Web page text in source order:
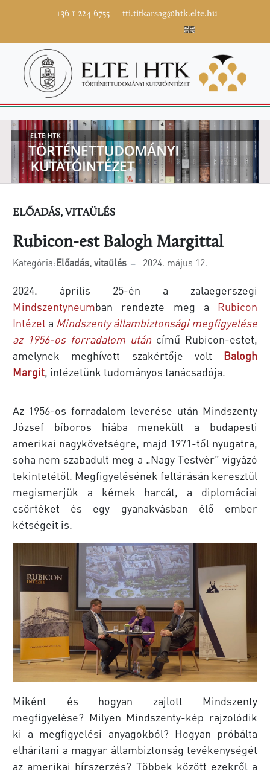
+36 1 224 6755 tti.titkarsag@htk.elte.hu
ELŐADÁS, VITAÜLÉS
Rubicon-est Balogh Margittal
Kategória:Előadás, vitaülés 2024. május 12.
2024. április 25-én a zalaegerszegi
Mindszentyneumban rendezte meg a Rubicon
Intézet a Mindszenty állambiztonsági megfigyelése
az 1956-os forradalom után című Rubicon-estet,
amelynek meghívott szakértője volt Balogh
Margit, intézetünk tudományos tanácsadója.
Az 1956-os forradalom leverése után Mindszenty
József bíboros hiába menekült a budapesti
amerikai nagykövetségre, majd 1971-től nyugatra,
soha nem szabadult meg a „Nagy Testvér” vigyázó
tekintetétől. Megfigyelésének feltárásán keresztül
megismerjük a kémek harcát, a diplomáciai
csörtéket és egy gyanakvásban élő ember
kétségeit is.
Miként és hogyan zajlott Mindszenty
megfigyelése? Milyen Mindszenty-kép rajzolódik
ki a megfigyelési anyagokból? Hogyan próbálta
elhárítani a magyar állambiztonság tevékenységét
az amerikai hírszerzés? Többek között ezekről a